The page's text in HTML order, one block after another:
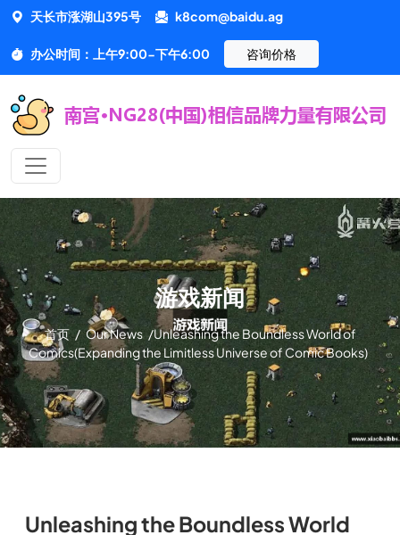
天长市涨湖山395号 k8com@baidu.ag
办公时间：上午9:00-下午6:00 咨询价格
游戏新闻
首页 / Our News /Unleashing the Boundless World of
Comics(Expanding the Limitless Universe of Comic Books)
Unleashing the Boundless World